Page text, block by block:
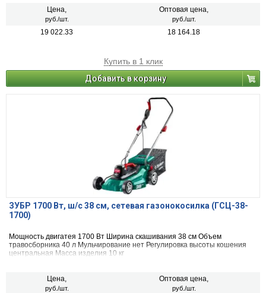
Цена,
руб./шт.
Оптовая цена,
руб./шт.
19 022.33 18 164.18
Купить в 1 клик
Добавить в корзину
ЗУБР 1700 Вт, ш/с 38 см, сетевая газонокосилка (ГСЦ-38-
1700)
Мощность двигатея 1700 Вт Ширина скашивания 38 см Объем
травосборника 40 л Мульчирование нет Регулировка высоты кошения
центральная Масса изделия 10 кг
Цена,
руб./шт.
Оптовая цена,
руб./шт.